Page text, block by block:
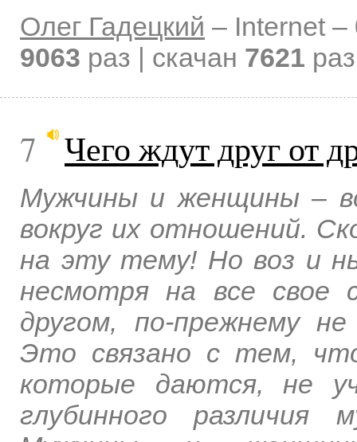
Олег Гадецкий – Internet –
9063 раз | скачан 7621
7 Чего ждут друг от
Мужчины и женщины –
вокруг их отношений.
на эту тему! Но воз и
несмотря на все свое
другом, по-прежнему
Это связано с тем,
которые даются, не
глубинного различия